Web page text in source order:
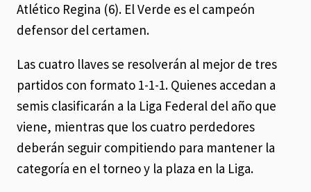
Atlético Regina (6). El Verde es el campeón
defensor del certamen.
Las cuatro llaves se resolverán al mejor de tres
partidos con formato 1-1-1. Quienes accedan a
semis clasificarán a la Liga Federal del año que
viene, mientras que los cuatro perdedores
deberán seguir compitiendo para mantener la
categoría en el torneo y la plaza en la Liga.